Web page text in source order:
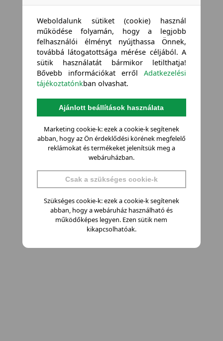
Weboldalunk sütiket (cookie) használ
működése folyamán, hogy a legjobb
felhasználói élményt nyújthassa Önnek,
továbbá látogatottsága mérése céljából. A
sütik használatát bármikor letilthatja!
Bővebb információkat errőlAdatkezelési
tájékoztatónkban olvashat.
Ajánlott beállítások használata
Marketing cookie-k: ezek a cookie-k segítenek
abban, hogy az Ön érdeklődési körének megfelelő
reklámokat és termékeket jelenítsük meg a
webáruházban.
Csak a szükséges cookie-k
Szükséges cookie-k: ezek a cookie-k segítenek
abban, hogy a webáruház használható és
működőképes legyen. Ezen sütik nem
kikapcsolhatóak.